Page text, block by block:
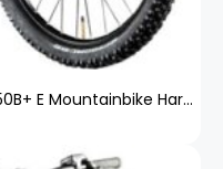
Atala B-Cross 27,5+ Zoll E-Bike 650B+ E Mountainbike Hardtail Pedelec Bosch